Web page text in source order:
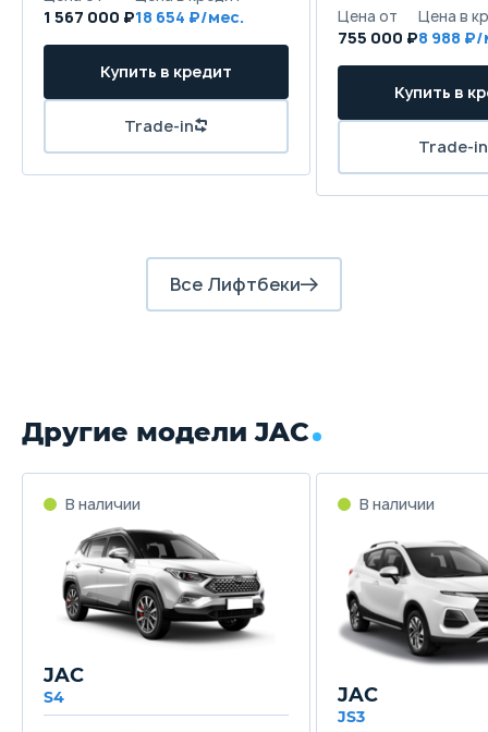
1 567 000 ₽18 654
755 000 ₽8 988
Все Лифтбеки
Другие модели JAC
JAC
S4 JAC
JS3